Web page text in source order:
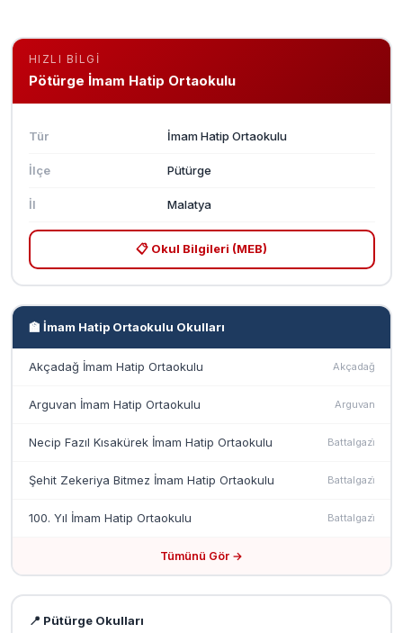
HIZLI BILGI
Pötürge İmam Hatip Ortaokulu
Tür İmam Hatip Ortaokulu
İlçe Pütürge
İl Malatya
📋 Okul Bilgileri (MEB)
🏫 İmam Hatip Ortaokulu Okulları
Akçadağ İmam Hatip Ortaokulu Akçadağ
Arguvan İmam Hatip Ortaokulu Arguvan
Necip Fazıl Kısakürek İmam Hatip Ortaokulu Battalgazi̇
Şehit Zekeriya Bitmez İmam Hatip Ortaokulu Battalgazi̇
100. Yıl İmam Hatip Ortaokulu Battalgazi̇
Tümünü Gör →
📍 Pütürge Okulları